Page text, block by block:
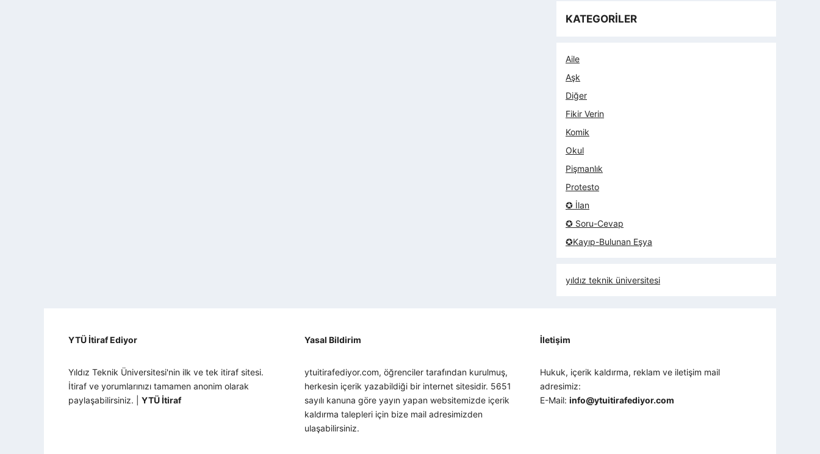
KATEGORİLER
Aile
Aşk
Diğer
Fikir Verin
Komik
Okul
Pişmanlık
Protesto
✪ İlan
✪ Soru-Cevap
✪Kayıp-Bulunan Eşya
yıldız teknik üniversitesi
YTÜ İtiraf Ediyor
Yıldız Teknik Üniversitesi'nin ilk ve tek itiraf sitesi.
İtiraf ve yorumlarınızı tamamen anonim olarak
paylaşabilirsiniz. | YTÜ İtiraf
Yasal Bildirim
ytuitirafediyor.com, öğrenciler tarafından kurulmuş,
herkesin içerik yazabildiği bir internet sitesidir. 5651
sayılı kanuna göre yayın yapan websitemizde içerik
kaldırma talepleri için bize mail adresimizden
ulaşabilirsiniz.
İletişim
Hukuk, içerik kaldırma, reklam ve iletişim mail
adresimiz:
E-Mail:info@ytuitirafediyor.com